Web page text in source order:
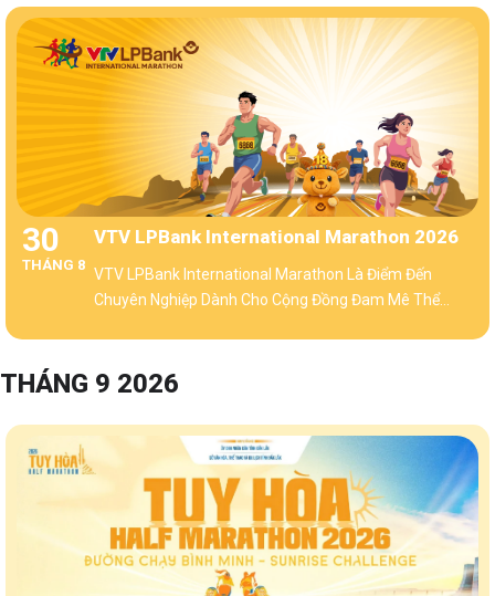
30
THÁNG 8
VTV LPBank International Marathon 2026
VTV LPBank International Marathon Là Điểm Đến
Chuyên Nghiệp Dành Cho Cộng Đồng Đam Mê Thể
THÁNG 9 2026